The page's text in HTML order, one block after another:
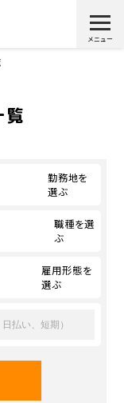
覧
勤務地を
選ぶ
職種を選
ぶ
雇用形態を
選ぶ